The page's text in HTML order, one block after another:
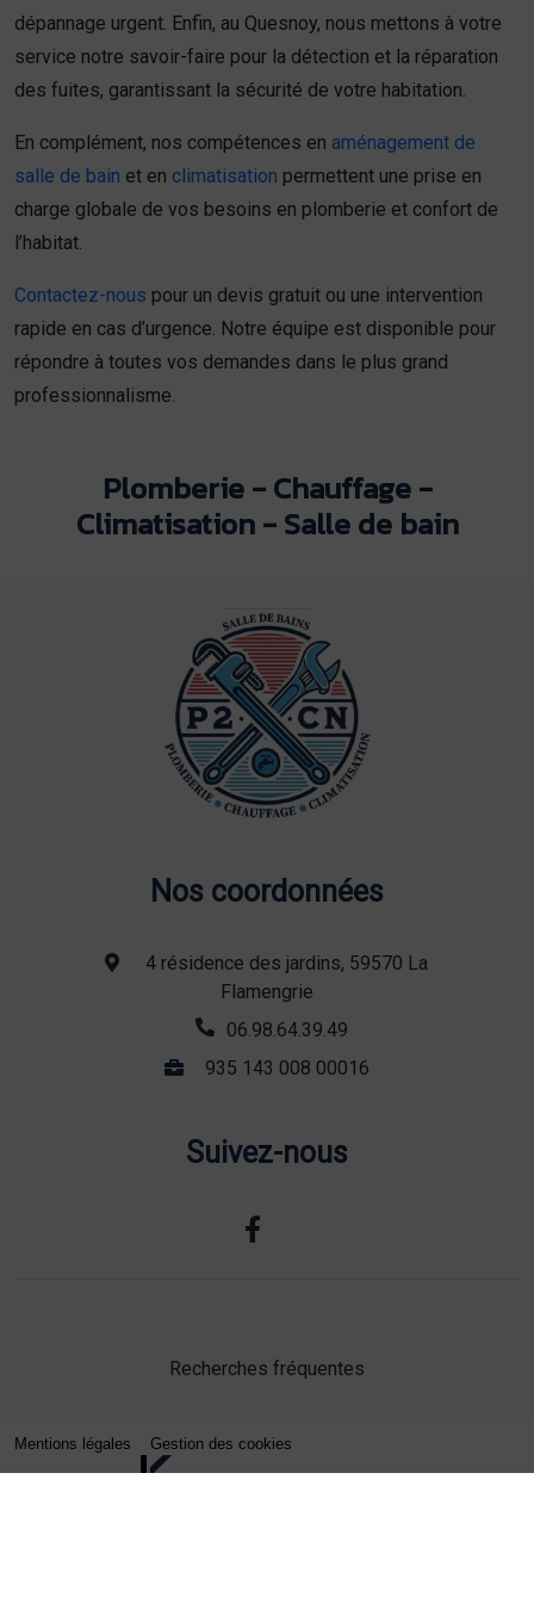
dépannage urgent. Enfin, au Quesnoy, nous mettons à votre
service notre savoir-faire pour la détection et la réparation
des fuites, garantissant la sécurité de votre habitation.
En complément, nos compétences en aménagement de
salle de bain et en climatisation permettent une prise en
charge globale de vos besoins en plomberie et confort de
l’habitat.
Contactez-nous pour un devis gratuit ou une intervention
rapide en cas d’urgence. Notre équipe est disponible pour
répondre à toutes vos demandes dans le plus grand
professionnalisme.
Plomberie - Chauffage -
Climatisation - Salle de bain
Nos coordonnées
4 résidence des jardins, 59570 La
Flamengrie
06.98.64.39.49
935 143 008 00016
Suivez-nous
Recherches fréquentes
Mentions légales Gestion des cookies